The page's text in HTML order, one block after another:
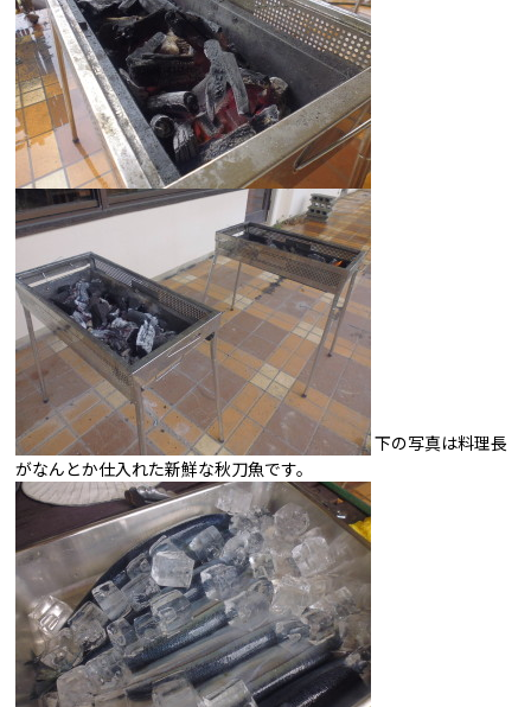
下の写真は料理長
がなんとか仕入れた新鮮な秋刀魚です。